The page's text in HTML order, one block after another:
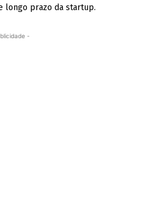
longo prazo da startup.
-